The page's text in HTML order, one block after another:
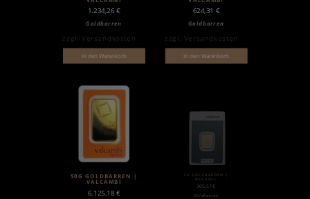
1.234,26 €
Goldbarren
zzgl.Versandkosten
In den Warenkorb
624,31 €
Goldbarren
zzgl. Versandkosten
In den Warenkorb
50G GOLDBARREN |
VALCAMBI
6.125,18 €
5G GOLDBARREN |
HERAEUS
305,57€
Goldbarren